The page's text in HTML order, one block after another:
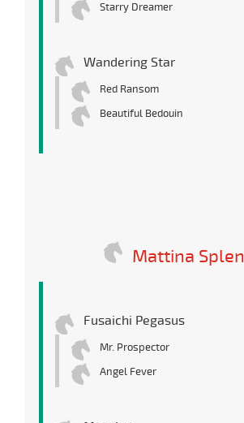
Starry Dreamer
Wandering Star
Red Ransom
Beautiful Bedouin
Mattina
Fusaichi Pegasus
Mr. Prospector
Angel Fever